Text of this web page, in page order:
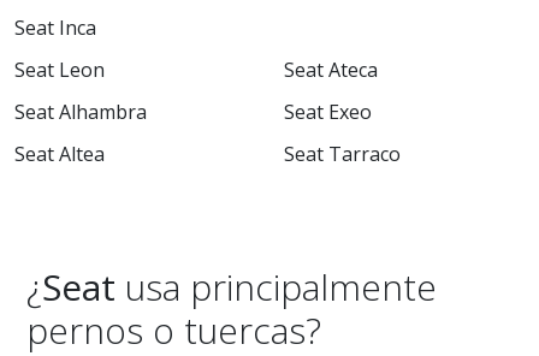
Seat Inca
Seat Leon
Seat Alhambra
Seat Altea
Seat Ateca
Seat Exeo
Seat Tarraco
¿Seat usa principalmente
pernos o tuercas?